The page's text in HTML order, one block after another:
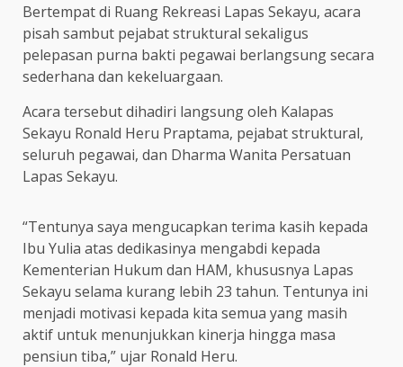
Bertempat di Ruang Rekreasi Lapas Sekayu, acara
pisah sambut pejabat struktural sekaligus
pelepasan purna bakti pegawai berlangsung secara
sederhana dan kekeluargaan.
Acara tersebut dihadiri langsung oleh Kalapas
Sekayu Ronald Heru Praptama, pejabat struktural,
seluruh pegawai, dan Dharma Wanita Persatuan
Lapas Sekayu.
“Tentunya saya mengucapkan terima kasih kepada
Ibu Yulia atas dedikasinya mengabdi kepada
Kementerian Hukum dan HAM, khususnya Lapas
Sekayu selama kurang lebih 23 tahun. Tentunya ini
menjadi motivasi kepada kita semua yang masih
aktif untuk menunjukkan kinerja hingga masa
pensiun tiba,” ujar Ronald Heru.